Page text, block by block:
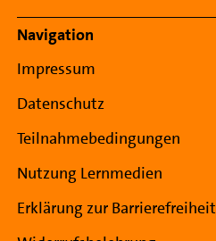
Navigation
Impressum
Datenschutz
Teilnahmebedingungen
Nutzung Lernmedien
Erklärung zur Barrierefreiheit